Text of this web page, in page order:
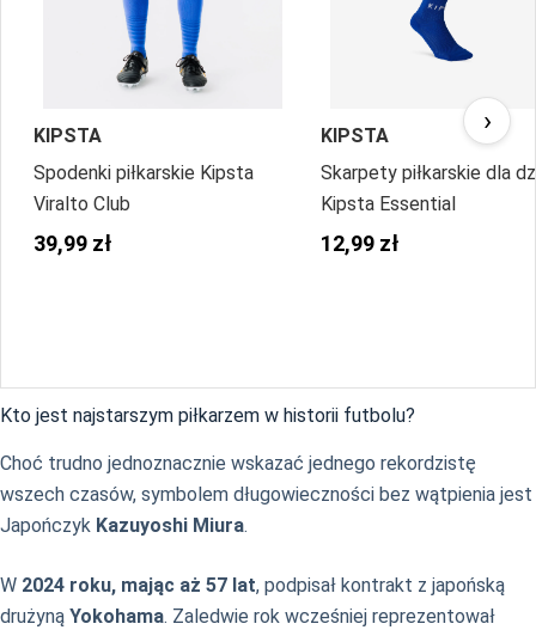
KIPSTA
Spodenki piłkarskie Kipsta
Viralto Club
39,99 zł
KIPSTA
Skarpety piłkarskie dla
Kipsta Essential
12,99 zł
›
Kto jest najstarszym piłkarzem w historii futbolu?
Choć trudno jednoznacznie wskazać jednego rekordzistę
wszech czasów, symbolem długowieczności bez wątpienia jest
Japończyk Kazuyoshi Miura.
W 2024 roku, mając aż 57 lat, podpisał kontrakt z japońską
drużyną Yokohama. Zaledwie rok wcześniej reprezentował